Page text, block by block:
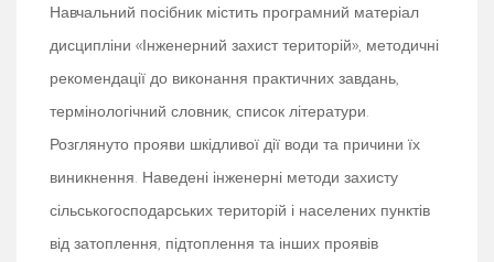
Навчальний посібник містить програмний матеріал
дисципліни «Інженерний захист територій», методичні
рекомендації до виконання практичних завдань,
термінологічний словник, список літератури.
Розглянуто прояви шкідливої дії води та причини їх
виникнення. Наведені інженерні методи захисту
сільськогосподарських територій і населених пунктів
від затоплення, підтоплення та інших проявів